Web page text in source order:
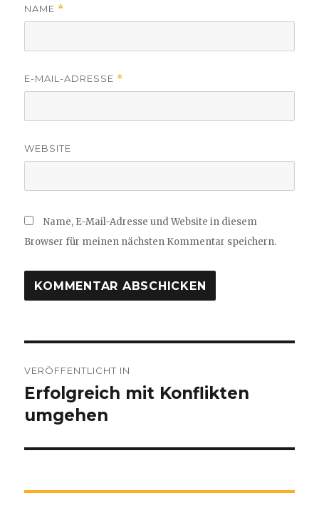
NAME *
E-MAIL-ADRESSE *
WEBSITE
Name, E-Mail-Adresse und Website in diesem
Browser für meinen nächsten Kommentar speichern.
VERÖFFENTLICHT IN
Erfolgreich mit Konflikten
umgehen